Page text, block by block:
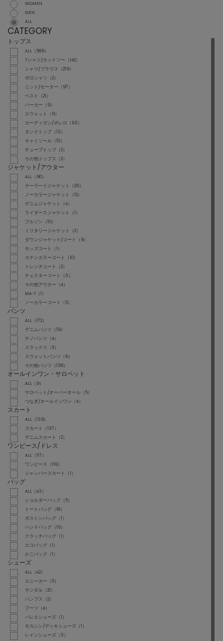
WOMEN
MEN
ALL
CATEGORY
トップス
ALL（589）
Tシャツ/カットソー（142）
シャツ/ブラウス（219）
ポロシャツ（2）
ニット/セーター（97）
ベスト（21）
パーカー（9）
スウェット（9）
カーディガン/ボレロ（63）
タンクトップ（13）
キャミソール（10）
チューブトップ（2）
その他トップス（2）
ジャケット/アウター
ALL（90）
テーラードジャケット（26）
ノーカラージャケット（12）
デニムジャケット（4）
ライダースジャケット（1）
ブルゾン（10）
ミリタリージャケット（2）
ダウンジャケット/コート（9）
モッズコート（1）
ステンカラーコート（10）
トレンチコート（2）
チェスターコート（3）
その他アウター（4）
MA-1（1）
ノーカラーコート（5）
パンツ
ALL（172）
デニムパンツ（19）
チノパンツ（4）
スラックス（5）
スウェットパンツ（6）
その他パンツ（138）
オールインワン・サロペット
ALL（9）
サロペット/オーバーオール（5）
つなぎ/オールインワン（4）
スカート
ALL（139）
スカート（137）
デニムスカート（2）
ワンピース/ドレス
ALL（117）
ワンピース（116）
ジャンパースカート（1）
バッグ
ALL（43）
ショルダーバッグ（5）
トートバッグ（18）
ボストンバッグ（1）
ハンドバッグ（16）
クラッチバッグ（1）
エコバッグ（1）
かごバッグ（1）
シューズ
ALL（42）
スニーカー（5）
サンダル（21）
パンプス（2）
ブーツ（4）
バレエシューズ（1）
モカシン/デッキシューズ（1）
レインシューズ（3）